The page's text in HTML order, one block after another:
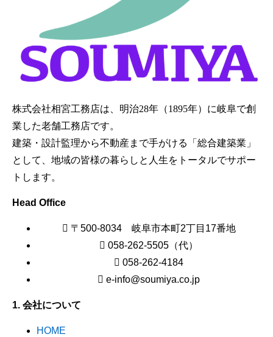
株式会社相宮工務店は、 明治28年（1895年）に岐阜で創
業した老舗工務店です。
建築・設計監理から不動産まで手がける「総合建築業」
として、地域の皆様の暮らしと人生をトータルでサポー
トします。
Head Office
〒500-8034 岐阜市本町2丁目17番地
058-262-5505（代）
058-262-4184
e-info@soumiya.co.jp
1. 会社について
HOME